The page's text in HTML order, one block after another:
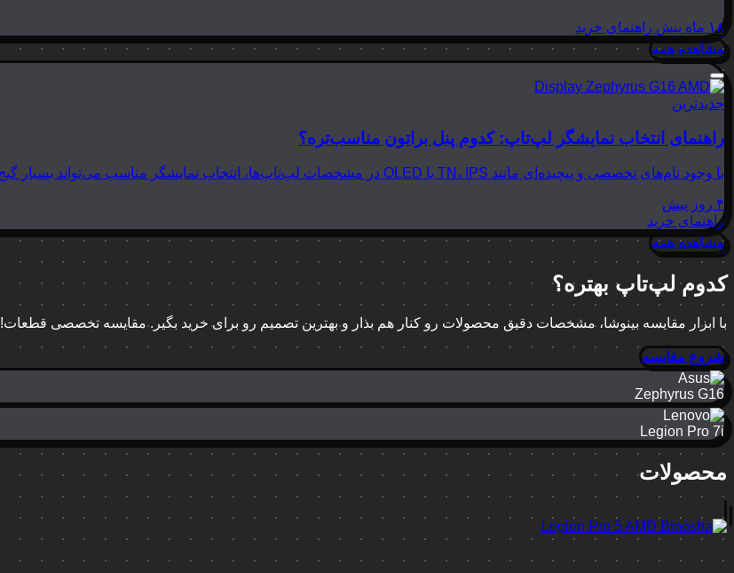
۱۸ ماه پیش
راهنمای خرید
مشاهده همه
جدیدترین
راهنمای انتخاب نمایشگر لپ‌تاپ: کدوم پنل براتون مناسب‌تره؟
با وجود نام‌های تخصصی و پیچیده‌ای مانند TN، IPS یا OLED در مشخصات لپ‌تاپ‌ها، انتخاب نمایشگر مناسب می‌تواند بسیار گیج‌کننده باشد. در این مقاله از بینوشا، قصد داریم به زبانی…
۴ روز پیش
راهنمای خرید
مشاهده همه
کدوم لپ‌تاپ بهتره؟
با ابزار مقایسه بینوشا، مشخصات دقیق محصولات رو کنار هم بذار و بهترین تصمیم رو برای خرید بگیر. مقایسه تخصصی قطعات!
شروع مقایسه
Zephyrus G16
Legion Pro 7i
محصولات